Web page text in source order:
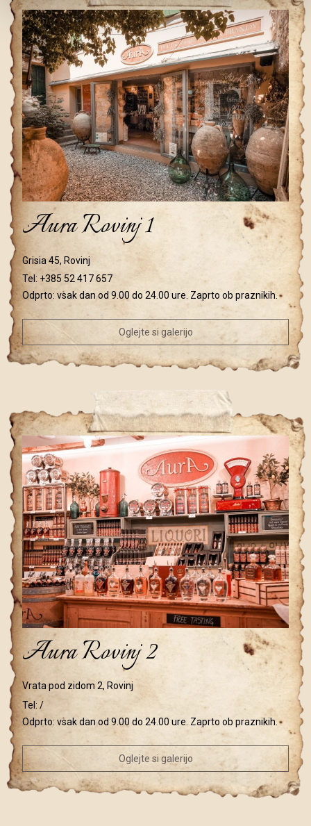
Aura Rovinj 1
Grisia 45, Rovinj
Tel: +385 52 417 657
Odprto: vsak dan od 9.00 do 24.00 ure. Zaprto ob praznikih.
Oglejte si galerijo
Aura Rovinj 2
Vrata pod zidom 2, Rovinj
Tel: /
Odprto: vsak dan od 9.00 do 24.00 ure. Zaprto ob praznikih.
Oglejte si galerijo